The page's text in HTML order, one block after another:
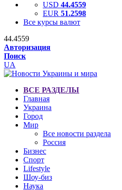
USD 44.4559
EUR 51.2598
Все курсы валют
44.4559
Авторизация
Поиск
UA
ВСЕ РАЗДЕЛЫ
Главная
Украина
Город
Мир
Все новости раздела
Россия
Бизнес
Спорт
Lifestyle
Шоу-биз
Наука